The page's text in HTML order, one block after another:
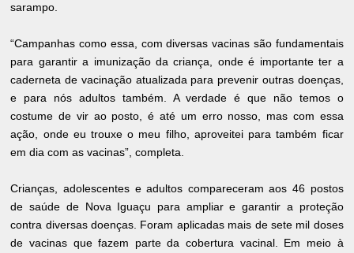
sarampo.
“Campanhas como essa, com diversas vacinas são fundamentais
para garantir a imunização da criança, onde é importante ter a
caderneta de vacinação atualizada para prevenir outras doenças,
e para nós adultos também. A verdade é que não temos o
costume de vir ao posto, é até um erro nosso, mas com essa
ação, onde eu trouxe o meu filho, aproveitei para também ficar
em dia com as vacinas”, completa.
Crianças, adolescentes e adultos compareceram aos 46 postos
de saúde de Nova Iguaçu para ampliar e garantir a proteção
contra diversas doenças. Foram aplicadas mais de sete mil doses
de vacinas que fazem parte da cobertura vacinal. Em meio à